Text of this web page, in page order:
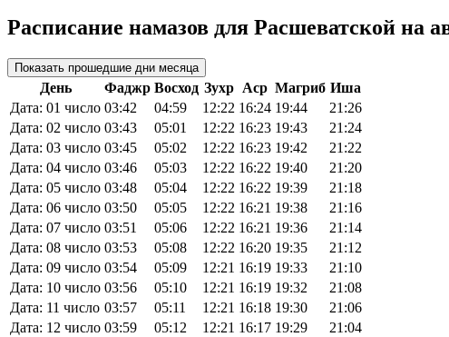
Расписание намазов для Расшеватской на
Показать прошедшие дни месяца
День Фаджр Восход Зухр Аср Магриб Иша
Дата: 01 число 03:42 04:59 12:22 16:24 19:44
21:26
Дата: 02 число 03:43 05:01 12:22 16:23 19:43
21:24
Дата: 03 число 03:45 05:02 12:22 16:23 19:42
21:22
Дата: 04 число 03:46 05:03 12:22 16:22 19:40
21:20
Дата: 05 число 03:48 05:04 12:22 16:22 19:39
21:18
Дата: 06 число 03:50 05:05 12:22 16:21 19:38
21:16
Дата: 07 число 03:51 05:06 12:22 16:21 19:36
21:14
Дата: 08 число 03:53 05:08 12:22 16:20 19:35
21:12
Дата: 09 число 03:54 05:09 12:21 16:19 19:33
21:10
Дата: 10 число 03:56 05:10 12:21 16:19 19:32
21:08
Дата: 11 число 03:57 05:11 12:21 16:18 19:30
21:06
Дата: 12 число 03:59 05:12 12:21 16:17 19:29
21:04